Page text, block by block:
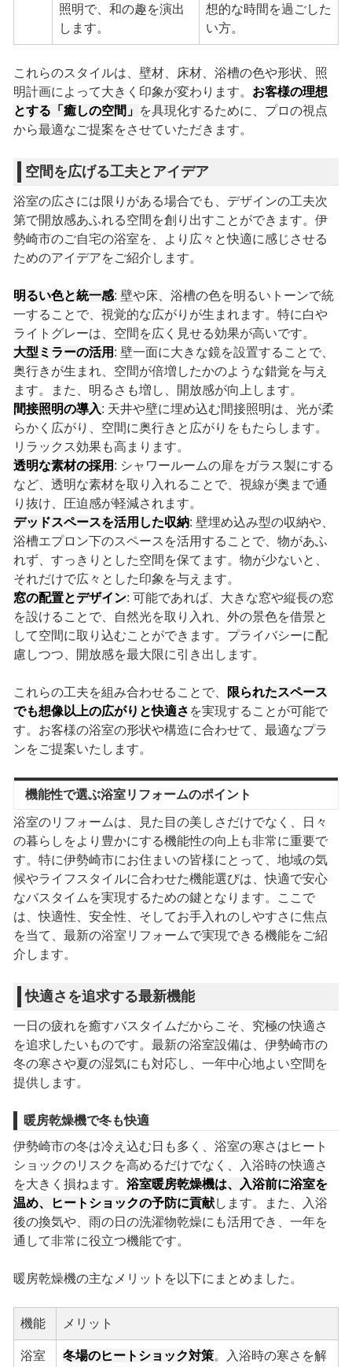
照明で、和の趣を演出
します。
想的な時間を過ごした
い方。
これらのスタイルは、壁材、床材、浴槽の色や形状、照
明計画によって大きく印象が変わります。 お客様の理想
とする「癒しの空間」 を具現化するために、プロの視点
から最適なご提案をさせていただきます。
空間を広げる工夫とアイデア
浴室の広さには限りがある場合でも、デザインの工夫次
第で開放感あふれる空間を創り出すことができます。伊
勢崎市のご自宅の浴室を、より広々と快適に感じさせる
ためのアイデアをご紹介します。
明るい色と統一感: 壁や床、浴槽の色を明るいトーンで統
一することで、視覚的な広がりが生まれます。特に白や
ライトグレーは、空間を広く見せる効果が高いです。
大型ミラーの活用 : 壁一面に大きな鏡を設置することで、
奥行きが生まれ、空間が倍増したかのような錯覚を与え
ます。また、明るさも増し、開放感が向上します。
間接照明の導入: 天井や壁に埋め込む間接照明は、光が柔
らかく広がり、空間に奥行きと広がりをもたらします。
リラックス効果も高まります。
透明な素材の採用 : シャワールームの扉をガラス製にする
など、透明な素材を取り入れることで、視線が奥まで通
り抜け、圧迫感が軽減されます。
デッドスペースを活用した収納: 壁埋め込み型の収納や、
浴槽エプロン下のスペースを活用することで、物があふ
れず、すっきりとした空間を保てます。物が少ないと、
それだけで広々とした印象を与えます。
窓の配置とデザイン: 可能であれば、大きな窓や縦長の窓
を設けることで、自然光を取り入れ、外の景色を借景と
して空間に取り込むことができます。プライバシーに配
慮しつつ、開放感を最大限に引き出します。
これらの工夫を組み合わせることで、
限られたスペース
でも想像以上の広がりと快適さ を実現することが可能で
す。お客様の浴室の形状や構造に合わせて、最適なプラ
ンをご提案いたします。
機能性で選ぶ浴室リフォームのポイント
浴室のリフォームは、見た目の美しさだけでなく、日々
の暮らしをより豊かにする機能性の向上も非常に重要で
す。特に伊勢崎市にお住まいの皆様にとって、地域の気
候やライフスタイルに合わせた機能選びは、快適で安心
なバスタイムを実現するための鍵となります。ここで
は、快適性、安全性、そしてお手入れのしやすさに焦点
を当て、最新の浴室リフォームで実現できる機能をご紹
介します。
快適さを追求する最新機能
一日の疲れを癒すバスタイムだからこそ、究極の快適さ
を追求したいものです。最新の浴室設備は、伊勢崎市の
冬の寒さや夏の湿気にも対応し、一年中心地よい空間を
提供します。
暖房乾燥機で冬も快適
伊勢崎市の冬は冷え込む日も多く、浴室の寒さはヒート
ショックのリスクを高めるだけでなく、入浴時の快適さ
を大きく損ねます。 浴室暖房乾燥機は、入浴前に浴室を
温め、ヒートショックの予防に貢献します。また、入浴
後の換気や、雨の日の洗濯物乾燥にも活用でき、一年を
通して非常に役立つ機能です。
暖房乾燥機の主なメリットを以下にまとめました。
機能 メリット
浴室
冬場のヒートショック対策。入浴時の寒さを解